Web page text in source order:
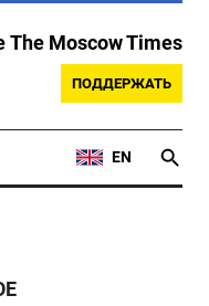
The Moscow Times
ПОДДЕРЖАТЬ
EN